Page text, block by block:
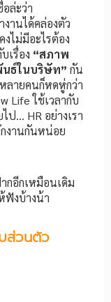
ล่ะว่า
านได้คล่องตัว
ไม่มีอะไรต้อง
เรื่อง “สภาพ
ธ์ในบริษัท” กัน
ลายคนก็หดหู่กว่า
Life ใช้เวลากับ
ป… HR อย่างเรา
งานกันหน่อย
กอีกเหมือนเดิม
ฟังบ้างน้า
ส่วนตัว